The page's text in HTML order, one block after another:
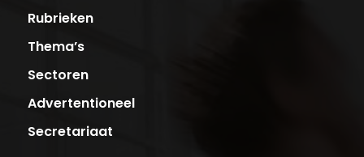
Rubrieken
Thema’s
Sectoren
Advertentioneel
Secretariaat